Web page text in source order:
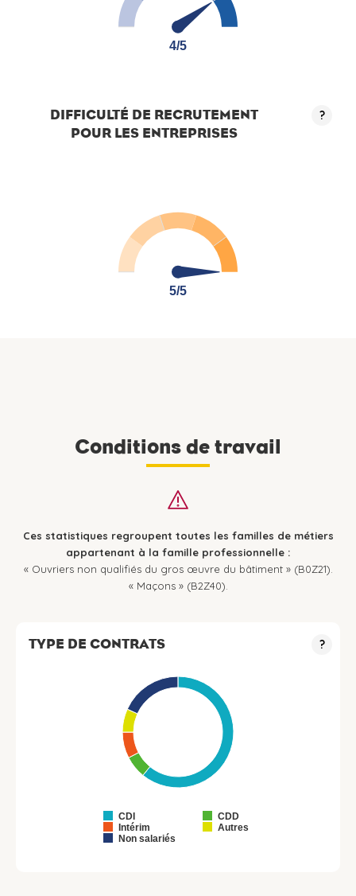
4/5
4/5
DIFFICULTÉ DE RECRUTEMENT
POUR LES ENTREPRISES
?
5/5
5/5
Conditions de travail
Ces statistiques regroupent toutes les familles de métiers
appartenant à la famille professionnelle :
« Ouvriers non qualifiés du gros œuvre du bâtiment » (B0Z21).
« Maçons » (B2Z40).
TYPE DE CONTRATS ?
CDI
CDD
Intérim
Autres
Non salariés